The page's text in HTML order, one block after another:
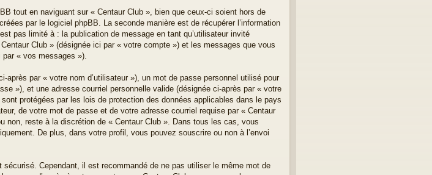
tout en naviguant sur « Centaur Club », bien que ceux-ci soient hors de
par le logiciel phpBB. La seconde manière est de récupérer l’information
pas limité à : la publication de message en tant qu’utilisateur invité
Club » (désignée ici par « votre compte ») et les messages que vous
« vos messages »).
par « votre nom d’utilisateur »), un mot de passe personnel utilisé pour
»), et une adresse courriel personnelle valide (désignée ci-après par « votre
protégées par les lois de protection des données applicables dans le pays
de votre mot de passe et de votre adresse courriel requise par « Centaur
non, reste à la discrétion de « Centaur Club ». Dans tous les cas, vous
De plus, dans votre profil, vous pouvez souscrire ou non à l’envoi
Cependant, il est recommandé de ne pas utiliser le même mot de